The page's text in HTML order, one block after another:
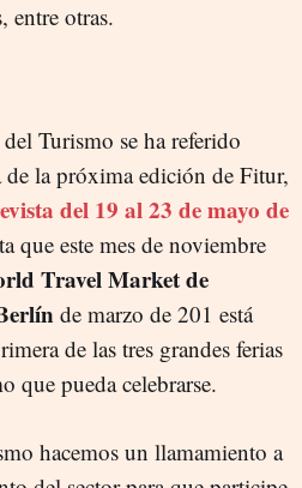
entre otras.
Turismo se ha referido
la próxima edición de Fitur,
del 19 al 23 de mayo de
que este mes de noviembre
Travel Market de
de marzo de 201 está
de las tres grandes ferias
que pueda celebrarse.
hacemos un llamamiento a